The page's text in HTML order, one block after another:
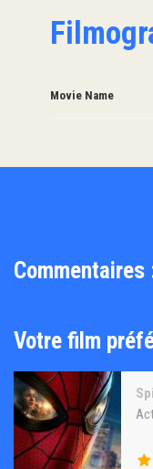
Movie Name
Commentaires
Votre film